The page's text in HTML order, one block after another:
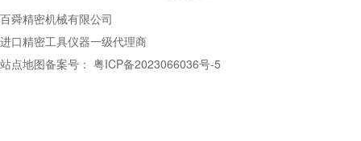
百舜精密机械有限公司
进口精密工具仪器一级代理商
站点地图备案号： 粤ICP备2023066036号-5